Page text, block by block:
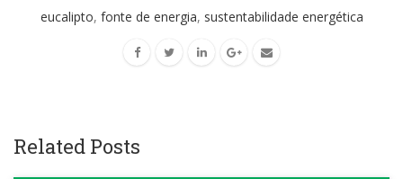
eucalipto, fonte de energia, sustentabilidade energética
Related Posts